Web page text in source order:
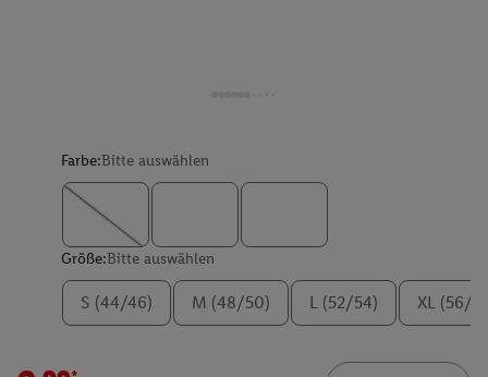
Farbe:Bitte auswählen
Größe:Bitte auswählen
S (44/46) M (48/50) L (52/54) XL (56/